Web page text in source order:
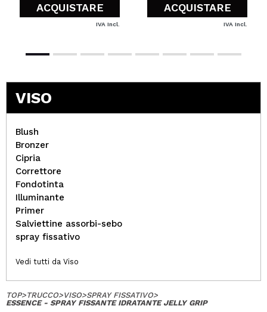
ACQUISTARE
IVA Incl.
ACQUISTARE
IVA Incl.
VISO
Blush
Bronzer
Cipria
Correttore
Fondotinta
Illuminante
Primer
Salviettine assorbi-sebo
spray fissativo
Vedi tutti da Viso
TOP>TRUCCO>VISO>SPRAY FISSATIVO>
ESSENCE - SPRAY FISSANTE IDRATANTE JELLY GRIP